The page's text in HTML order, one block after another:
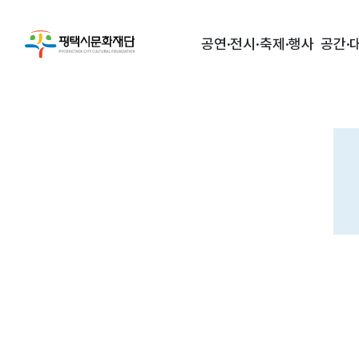
공연·전시·축제·행사 공간·